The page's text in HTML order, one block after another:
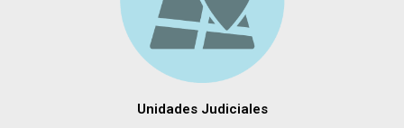
Unidades Judiciales